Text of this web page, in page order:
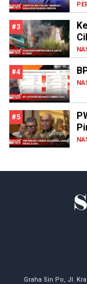
#3
#4
#5
Graha Sin Po, Jl.